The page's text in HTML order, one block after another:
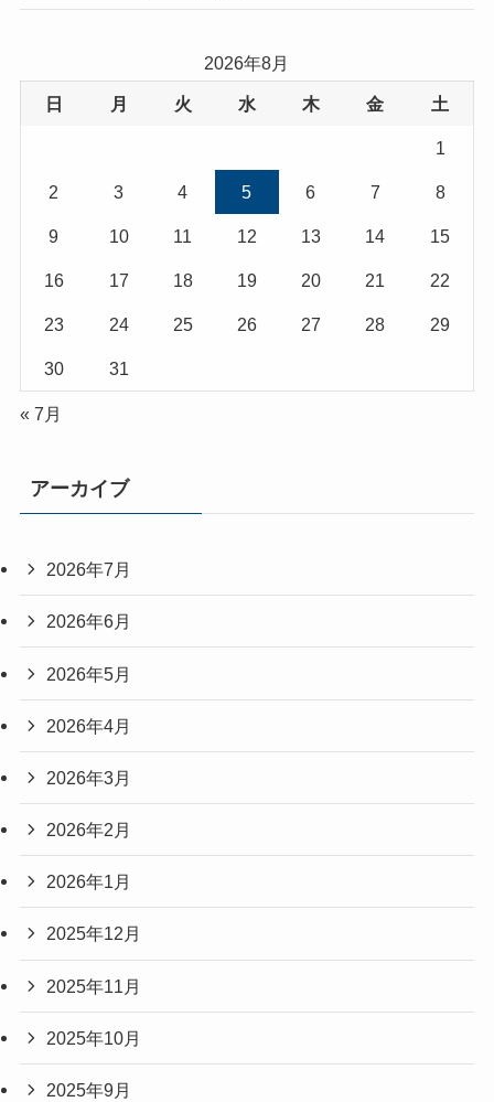
2026年8月
日 月 火 水 木 金 土
1
2 3 4 5 6 7 8
9 10 11 12 13 14 15
16 17 18 19 20 21 22
23 24 25 26 27 28 29
30 31
« 7月
アーカイブ
2026年7月
2026年6月
2026年5月
2026年4月
2026年3月
2026年2月
2026年1月
2025年12月
2025年11月
2025年10月
2025年9月